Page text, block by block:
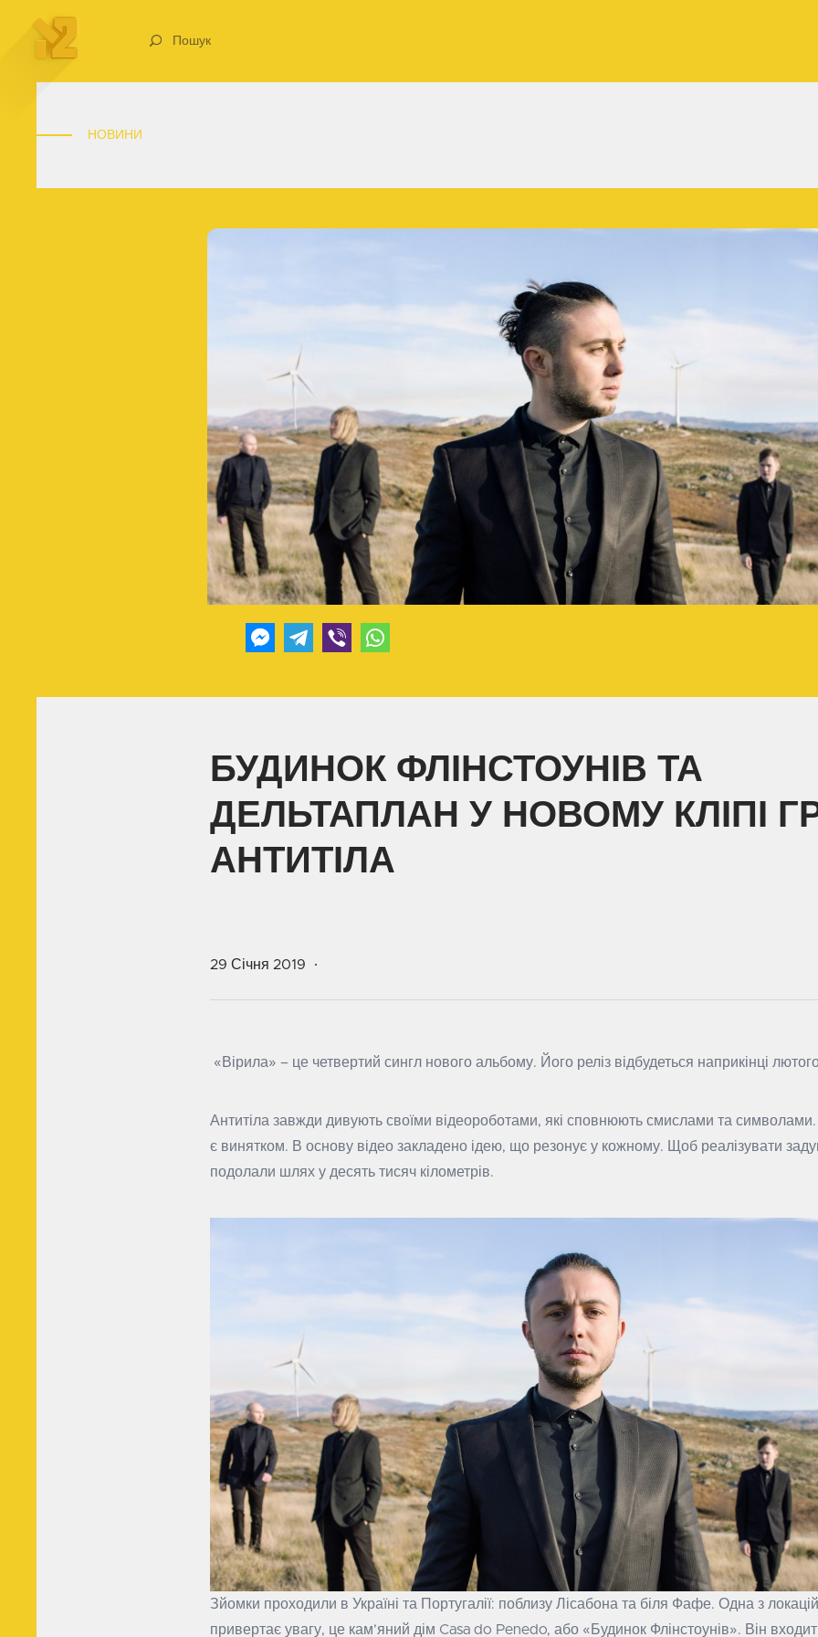
Пошук
НОВИНИ
БУДИНОК ФЛІНСТОУНІВ ТА
ДЕЛЬТАПЛАН У НОВОМУ КЛІПІ
АНТИТІЛА
29 Січня 2019
«Вірила» – це четвертий сингл нового альбому. Його реліз відбудеться наприкінці
Антитіла завжди дивують своїми відеороботами, які сповнюють смислами та символами.
є винятком. В основу відео закладено ідею, що резонує у кожному. Щоб реалізувати
подолали шлях у десять тисяч кілометрів.
Зйомки проходили в Україні та Португалії: поблизу Лісабона та біля Фафе. Одна з
привертає увагу, це кам’яний дім Casa do Penedo, або «Будинок Флінстоунів». Він